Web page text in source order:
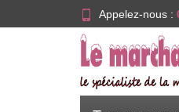
Appelez-nous :